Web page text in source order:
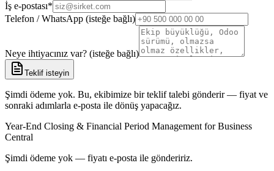
İş e-postası*
Telefon / WhatsApp (isteğe bağlı)
Neye ihtiyacınız var? (isteğe bağlı)
Teklif isteyin
Şimdi ödeme yok. Bu, ekibimize bir teklif talebi gönderir — fiyat ve
sonraki adımlarla e-posta ile dönüş yapacağız.
Year-End Closing & Financial Period Management for Business
Central
Şimdi ödeme yok — fiyatı e-posta ile göndeririz.